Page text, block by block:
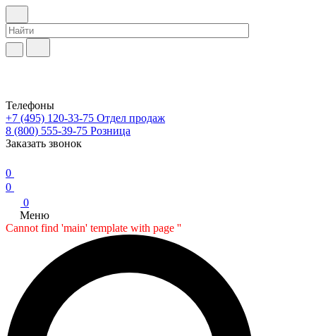
Телефоны
+7 (495) 120-33-75 Отдел продаж
8 (800) 555-39-75 Розница
Заказать звонок
0
0
0
Меню
Cannot find 'main' template with page ''